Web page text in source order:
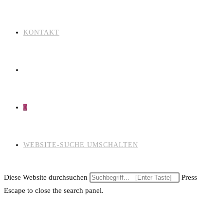
KONTAKT
0
WEBSITE-SUCHE UMSCHALTEN
Diese Website durchsuchen
Press
Escape to close the search panel.